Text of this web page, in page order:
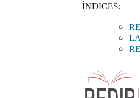
ÍNDICES: